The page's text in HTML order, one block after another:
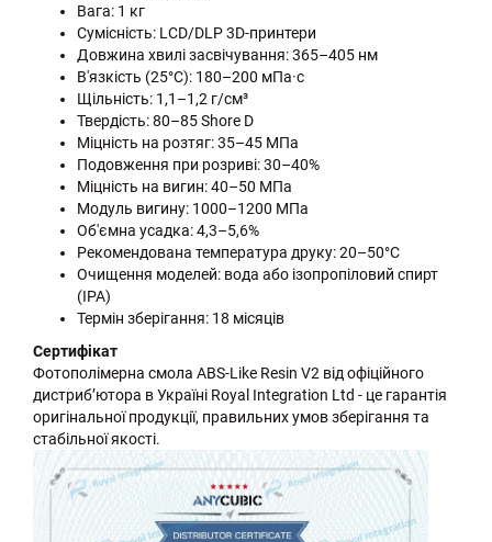
Вага: 1 кг
Сумісність: LCD/DLP 3D-принтери
Довжина хвилі засвічування: 365–405 нм
В'язкість (25°C): 180–200 мПа·с
Щільність: 1,1–1,2 г/см³
Твердість: 80–85 Shore D
Міцність на розтяг: 35–45 МПа
Подовження при розриві: 30–40%
Міцність на вигин: 40–50 МПа
Модуль вигину: 1000–1200 МПа
Об'ємна усадка: 4,3–5,6%
Рекомендована температура друку: 20–50°C
Очищення моделей: вода або ізопропіловий спирт
(IPA)
Термін зберігання: 18 місяців
Сертифікат
Фотополімерна смола ABS-Like Resin V2 від офіційного
дистриб’ютора в Україні Royal Integration Ltd - це гарантія
оригінальної продукції, правильних умов зберігання та
стабільної якості.